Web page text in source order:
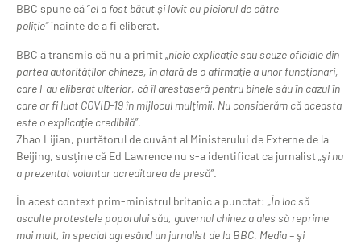
BBC spune că ”el a fost bătut şi lovit cu piciorul de către
poliţie”înainte de a fi eliberat.
BBC a transmis că nu a primit „nicio explicaţie sau scuze oficiale din
partea autorităţilor chineze, în afară de o afirmaţie a unor funcţionari,
care l-au eliberat ulterior, că îl arestaseră pentru binele său în cazul în
care ar fi luat COVID-19 în mijlocul mulţimii. Nu considerăm că aceasta
este o explicaţie credibilă”.
Zhao Lijian, purtătorul de cuvânt al Ministerului de Externe de la
Beijing, susține că Ed Lawrence nu s-a identificat ca jurnalist „şi nu
a prezentat voluntar acreditarea de presă”.
În acest context prim-ministrul britanic a punctat: „În loc să
asculte protestele poporului său, guvernul chinez a ales să reprime
mai mult, în special agresând un jurnalist de la BBC. Media – şi